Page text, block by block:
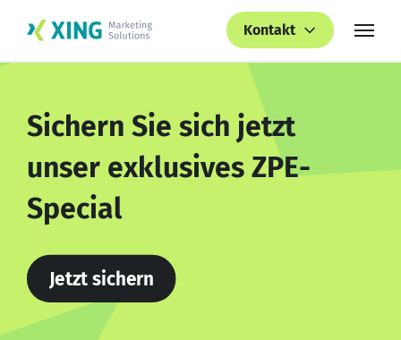
Kontakt
Sichern Sie sich jetzt
unser exklusives ZPE-
Special
Jetzt sichern